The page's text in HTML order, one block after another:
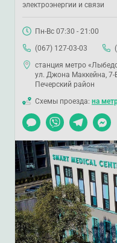
электроэнергии и связи
Пн-Вс 07:30 - 21:00
(067) 127-03-03
станция метро
ул. Джона Маккейна, 7-
Печерский район
Схемы проезда: на
Чат
Viber Telegram